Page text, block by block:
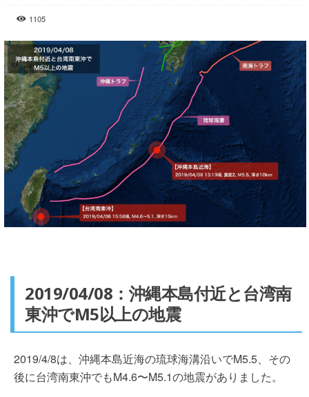
1105
2019/04/08：沖縄本島付近と台湾南
東沖でM5以上の地震
2019/4/8は、沖縄本島近海の琉球海溝沿いでM5.5、その
後に台湾南東沖でもM4.6〜M5.1の地震がありました。